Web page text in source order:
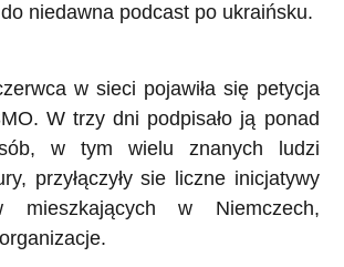
niedawna podcast po ukraińsku.
w sieci pojawiła się petycja
W trzy dni podpisało ją ponad
w tym wielu znanych ludzi
przyłączyły sie liczne inicjatywy
mieszkających w Niemczech,